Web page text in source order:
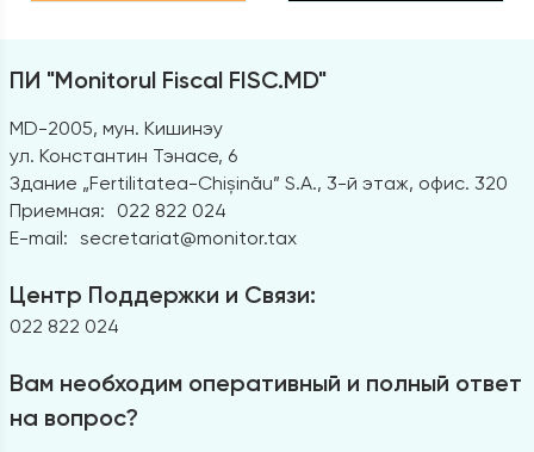
ПИ "Monitorul Fiscal FISC.MD"
MD-2005, мун. Кишинэу
ул. Константин Тэнасе, 6
Здание „Fertilitatea-Chișinău” S.A., 3-й этаж, офис. 320
Приемная:
022 822 024
E-mail: secretariat@monitor.tax
Центр Поддержки и Связи:
022 822 024
Вам необходим оперативный и полный ответ
на вопрос?